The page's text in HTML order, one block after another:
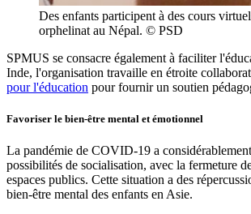
Des enfants participent à des cours
orphelinat au Népal. © PSD
SPMUS se consacre également à faciliter
Inde, l'organisation travaille en étroite
pour l'éducation pour fournir un soutien
Favoriser le bien-être mental et émotionnel
La pandémie de COVID-19 a
possibilités de socialisation, avec la fermeture
espaces publics. Cette situation a des
bien-être mental des enfants en Asie.